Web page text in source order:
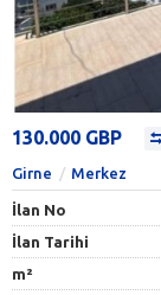
130.000 GBP
Girne Merkez
İlan No
İlan Tarihi
m²